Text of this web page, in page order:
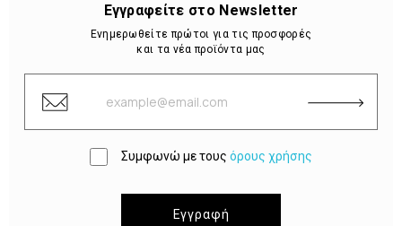
Εγγραφείτε στο Newsletter
Ενημερωθείτε πρώτοι για τις προσφορές
και τα νέα προϊόντα μας
Συμφωνώ με τους όρους χρήσης
Εγγραφή